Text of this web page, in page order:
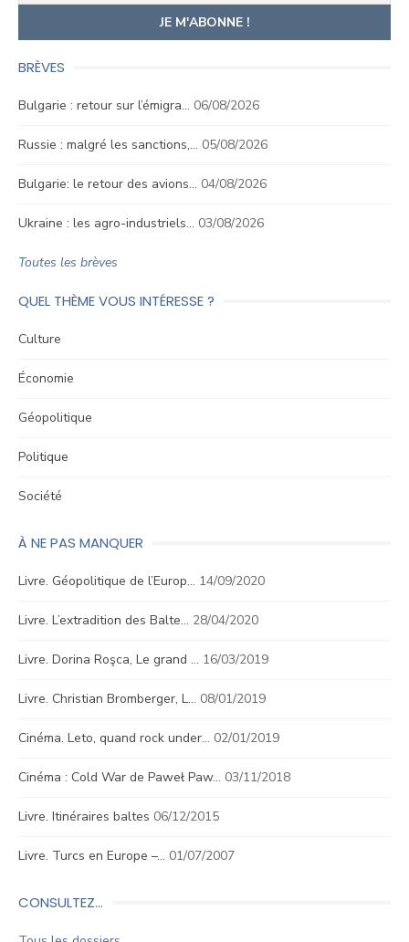
BRÈVES
Bulgarie : retour sur l’émigra… 06/08/2026
Russie : malgré les sanctions,… 05/08/2026
Bulgarie: le retour des avions… 04/08/2026
Ukraine : les agro-industriels… 03/08/2026
Toutes les brèves
QUEL THÈME VOUS INTÉRESSE ?
Culture
Économie
Géopolitique
Politique
Société
À NE PAS MANQUER
Livre. Géopolitique de l’Europ… 14/09/2020
Livre. L’extradition des Balte… 28/04/2020
Livre. Dorina Roşca, Le grand … 16/03/2019
Livre. Christian Bromberger, L… 08/01/2019
Cinéma. Leto, quand rock under… 02/01/2019
Cinéma : Cold War de Paweł Paw… 03/11/2018
Livre. Itinéraires baltes 06/12/2015
Livre. Turcs en Europe –… 01/07/2007
CONSULTEZ…